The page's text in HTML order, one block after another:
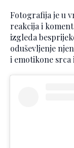
Fotografija je u
reakcija i
izgleda
oduševljenje
i emotikone srca